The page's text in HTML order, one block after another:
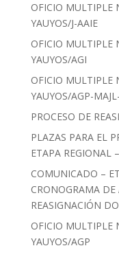
OFICIO MULTIPLE
YAUYOS/J-AAIE
OFICIO MULTIPLE
YAUYOS/AGI
OFICIO MULTIPLE
YAUYOS/AGP-
PROCESO DE
PLAZAS PARA EL
ETAPA REGIONAL
COMUNICADO –
CRONOGRAMA
REASIGNACIÓN
OFICIO MULTIPLE
YAUYOS/AGP